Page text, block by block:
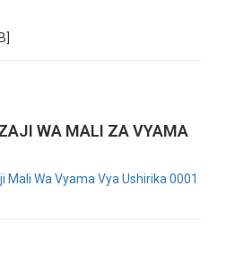
WA MALI ZA VYAMA
Mali Wa Vyama Vya Ushirika 0001